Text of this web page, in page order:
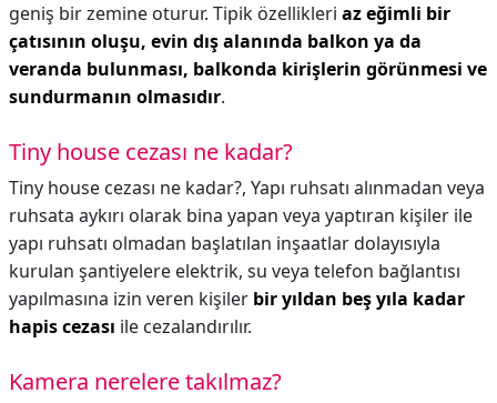
geniş bir zemine oturur. Tipik özellikleri az eğimli bir
çatısının oluşu, evin dış alanında balkon ya da
veranda bulunması, balkonda kirişlerin görünmesi ve
sundurmanın olmasıdır.
Tiny house cezası ne kadar?
Tiny house cezası ne kadar?, Yapı ruhsatı alınmadan veya
ruhsata aykırı olarak bina yapan veya yaptıran kişiler ile
yapı ruhsatı olmadan başlatılan inşaatlar dolayısıyla
kurulan şantiyelere elektrik, su veya telefon bağlantısı
yapılmasına izin veren kişiler bir yıldan beş yıla kadar
hapis cezası ile cezalandırılır.
Kamera nerelere takılmaz?